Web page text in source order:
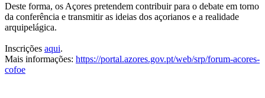
Deste forma, os Açores pretendem contribuir para o debate em torno
da conferência e transmitir as ideias dos açorianos e a realidade
arquipelágica.
Inscrições aqui.
Mais informações: https://portal.azores.gov.pt/web/srp/forum-acores-
cofoe